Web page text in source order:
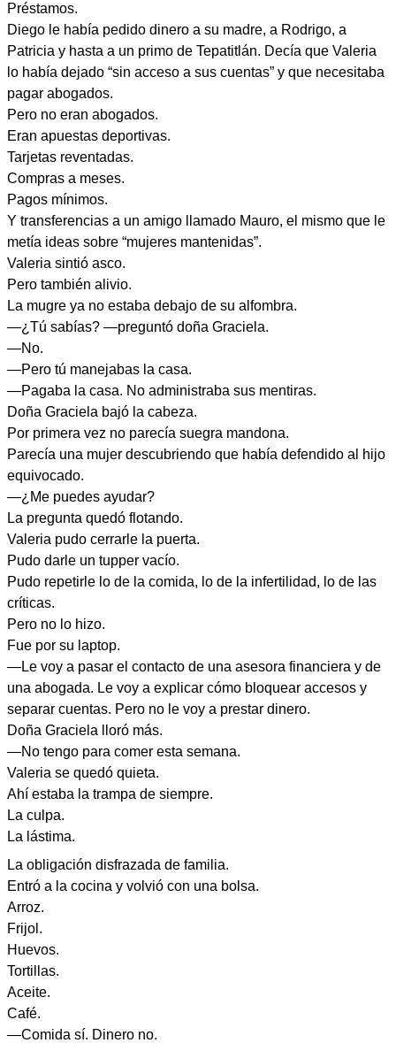
Préstamos.
Diego le había pedido dinero a su madre, a Rodrigo, a
Patricia y hasta a un primo de Tepatitlán. Decía que Valeria
lo había dejado “sin acceso a sus cuentas” y que necesitaba
pagar abogados.
Pero no eran abogados.
Eran apuestas deportivas.
Tarjetas reventadas.
Compras a meses.
Pagos mínimos.
Y transferencias a un amigo llamado Mauro, el mismo que le
metía ideas sobre “mujeres mantenidas”.
Valeria sintió asco.
Pero también alivio.
La mugre ya no estaba debajo de su alfombra.
—¿Tú sabías? —preguntó doña Graciela.
—No.
—Pero tú manejabas la casa.
—Pagaba la casa. No administraba sus mentiras.
Doña Graciela bajó la cabeza.
Por primera vez no parecía suegra mandona.
Parecía una mujer descubriendo que había defendido al hijo
equivocado.
—¿Me puedes ayudar?
La pregunta quedó flotando.
Valeria pudo cerrarle la puerta.
Pudo darle un tupper vacío.
Pudo repetirle lo de la comida, lo de la infertilidad, lo de las
críticas.
Pero no lo hizo.
Fue por su laptop.
—Le voy a pasar el contacto de una asesora financiera y de
una abogada. Le voy a explicar cómo bloquear accesos y
separar cuentas. Pero no le voy a prestar dinero.
Doña Graciela lloró más.
—No tengo para comer esta semana.
Valeria se quedó quieta.
Ahí estaba la trampa de siempre.
La culpa.
La lástima.
La obligación disfrazada de familia.
Entró a la cocina y volvió con una bolsa.
Arroz.
Frijol.
Huevos.
Tortillas.
Aceite.
Café.
—Comida sí. Dinero no.